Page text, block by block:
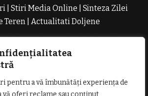
pentru a vă îmbunătăți experiența de
vă oferi reclame sau conținut
Stiri Media Online
Sinteza Zilei
Teren Actualitati Doljene
RevelionRochii de BanchetRochii
Magazin de Rochii
de Seara